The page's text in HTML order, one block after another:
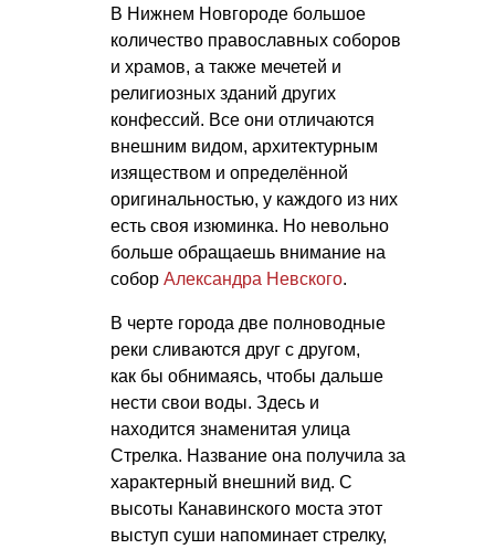
В Нижнем Новгороде большое
количество православных соборов
и храмов, а также мечетей и
религиозных зданий других
конфессий. Все они отличаются
внешним видом, архитектурным
изяществом и определённой
оригинальностью, у каждого из них
есть своя изюминка. Но невольно
больше обращаешь внимание на
собор Александра Невского.
В черте города две полноводные
реки сливаются друг с другом,
как бы обнимаясь, чтобы дальше
нести свои воды. Здесь и
находится знаменитая улица
Стрелка. Название она получила за
характерный внешний вид. С
высоты Канавинского моста этот
выступ суши напоминает стрелку,